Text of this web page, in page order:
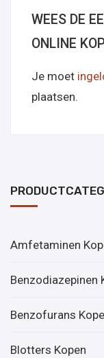
WEES DE
ONLINE
Je moet
plaatsen.
Amfetaminen
Benzodiazepinen
Benzofurans
Blotters Kopen